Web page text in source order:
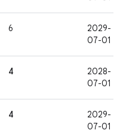
6
2029-
07-01
4
2028-
07-01
4
2029-
07-01